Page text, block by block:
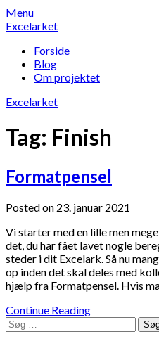
Skip
to
Menu
Excelarket
Forside
Blog
Om projektet
Excelarket
Tag: Finish
Formatpensel
Posted on 23. januar 2021
Vi starter med en lille men
det, du har fået lavet nogle
steder i dit Excelark. Så nu
op inden det skal deles med
hjælp fra Formatpensel. Hvis
Continue Reading
Søg
efter: